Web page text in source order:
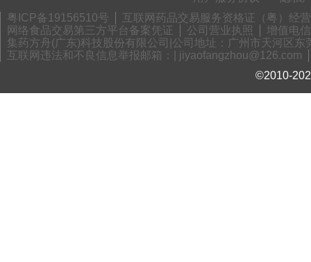
粤ICP备19156510号
互联网药品交易服务资格证（粤）经
网络食品交易第三方平台备案凭证
公司营业执照
增值电
集药方舟(广东)科技股份有限公司|公司地址：广州市天河区
互联网违法和不良信息举报邮箱：| jiyaofangzhou@126.com
©2010-